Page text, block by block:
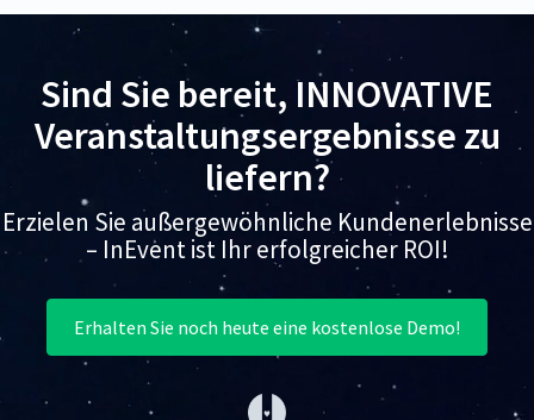
Sind Sie bereit, INNOVATIVE
Veranstaltungsergebnisse zu
liefern?
Erzielen Sie außergewöhnliche Kundenerlebnisse
– InEvent ist Ihr erfolgreicher ROI!
Erhalten Sie noch heute eine kostenlose Demo!
(opens in a new tab)